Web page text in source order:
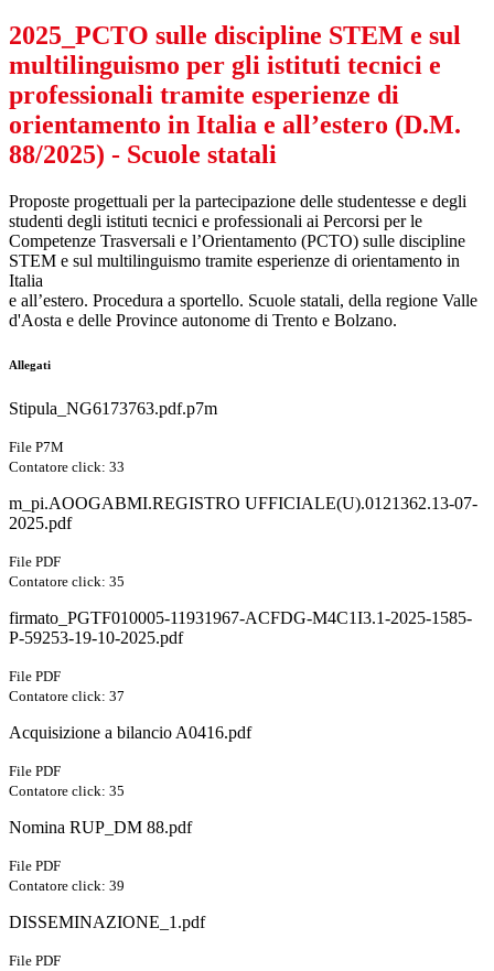
2025_PCTO sulle discipline STEM e sul
multilinguismo per gli istituti tecnici e
professionali tramite esperienze di
orientamento in Italia e all’estero (D.M.
88/2025) - Scuole statali
Proposte progettuali per la partecipazione delle studentesse e degli
studenti degli istituti tecnici e professionali ai Percorsi per le
Competenze Trasversali e l’Orientamento (PCTO) sulle discipline
STEM e sul multilinguismo tramite esperienze di orientamento in
Italia
e all’estero. Procedura a sportello. Scuole statali, della regione Valle
d'Aosta e delle Province autonome di Trento e Bolzano.
Allegati
Stipula_NG6173763.pdf.p7m
File P7M
Contatore click: 33
m_pi.AOOGABMI.REGISTRO UFFICIALE(U).0121362.13-07-
2025.pdf
File PDF
Contatore click: 35
firmato_PGTF010005-11931967-ACFDG-M4C1I3.1-2025-1585-
P-59253-19-10-2025.pdf
File PDF
Contatore click: 37
Acquisizione a bilancio A0416.pdf
File PDF
Contatore click: 35
Nomina RUP_DM 88.pdf
File PDF
Contatore click: 39
DISSEMINAZIONE_1.pdf
File PDF